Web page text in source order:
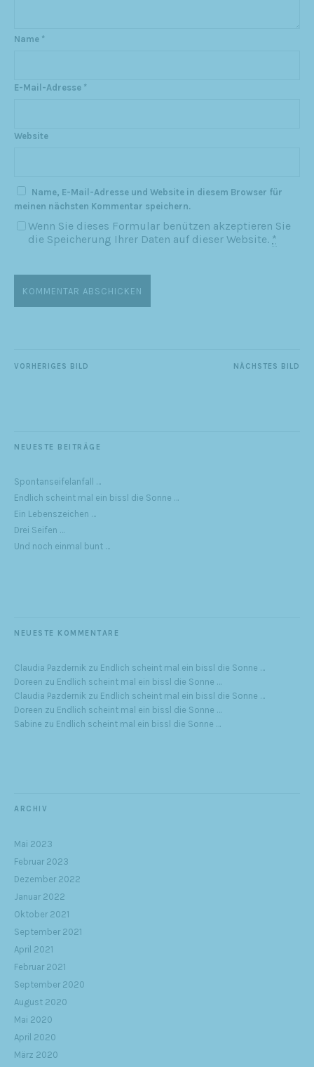
Name *
E-Mail-Adresse *
Website
Name, E-Mail-Adresse und Website in diesem Browser für
meinen nächsten Kommentar speichern.
Wenn Sie dieses Formular benützen akzeptieren Sie
die Speicherung Ihrer Daten auf dieser Website. *
NÄCHSTES BILD
VORHERIGES BILD
NEUESTE BEITRÄGE
Spontanseifelanfall …
Endlich scheint mal ein bissl die Sonne …
Ein Lebenszeichen …
Drei Seifen …
Und noch einmal bunt …
NEUESTE KOMMENTARE
Claudia Pazdernik zu Endlich scheint mal ein bissl die Sonne …
Doreen zu Endlich scheint mal ein bissl die Sonne …
Claudia Pazdernik zu Endlich scheint mal ein bissl die Sonne …
Doreen zu Endlich scheint mal ein bissl die Sonne …
Sabine zu Endlich scheint mal ein bissl die Sonne …
ARCHIV
Mai 2023
Februar 2023
Dezember 2022
Januar 2022
Oktober 2021
September 2021
April 2021
Februar 2021
September 2020
August 2020
Mai 2020
April 2020
März 2020